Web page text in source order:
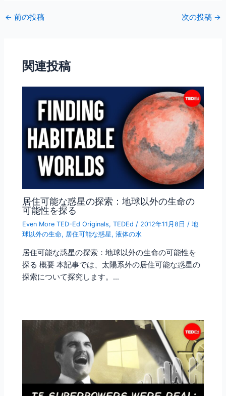
c
e
o
o
k
← 前の投稿 次の投稿 →
関連投稿
居住可能な惑星の探索：地球以外の生命の
可能性を探る
Even More TED-Ed Originals,TEDEd / 2012年11月8日 /地
球以外の生命, 居住可能な惑星,液体の水
居住可能な惑星の探索：地球以外の生命の可能性を
探る 概要 本記事では、太陽系外の居住可能な惑星の
探索について探究します。…